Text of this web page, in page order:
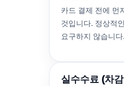
카드 결제 전에 먼
것입니다. 정상적
요구하지 않습니다.
실수수료 (차